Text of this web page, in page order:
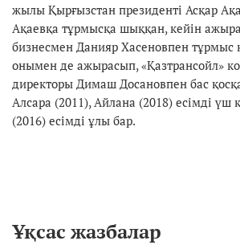
жылы Қырғызстан президенті Асқар
Ақаевқа тұрмысқа шыққан, кейін
бизнесмен Данияр Хасеновпен тұрмыс
онымен де ажырасып, «Қазтрансойл»
директоры Димаш Досановпен бас
Алсара (2011), Айлана (2018) есімді үш
(2016) есімді ұлы бар.
Ұқсас жазбалар